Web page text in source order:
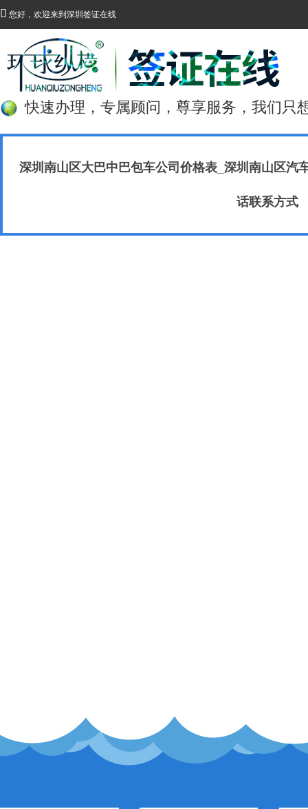
 您好，欢迎来到深圳签证在线
快速办理，专属顾问，尊享服务，我们只
深圳南山区大巴中巴包车公司价格表_深圳南山区汽
话联系方式